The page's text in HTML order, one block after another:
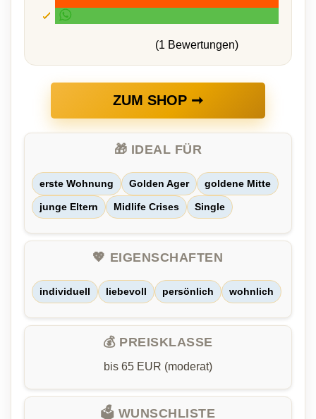
(1 Bewertungen)
ZUM SHOP ➞
🎁 IDEAL FÜR
erste Wohnung Golden Ager goldene Mitte
junge Eltern Midlife Crises Single
💖 EIGENSCHAFTEN
individuell liebevoll persönlich wohnlich
💰 PREISKLASSE
bis 65 EUR (moderat)
🗳️ WUNSCHLISTE